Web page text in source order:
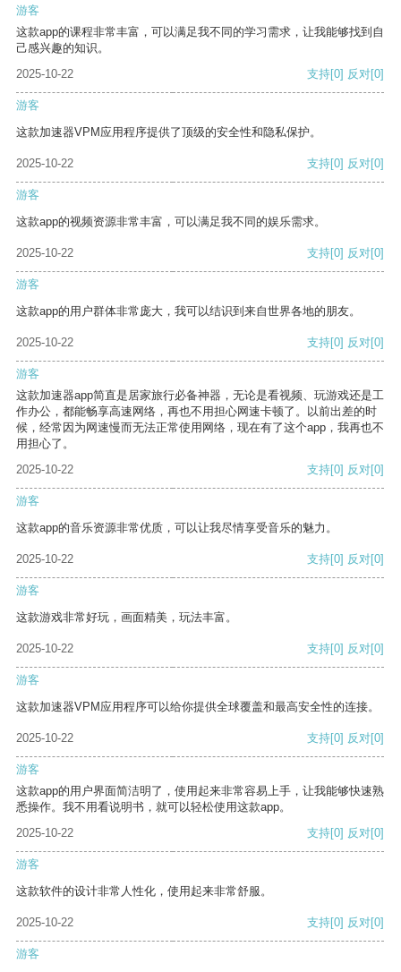
游客
这款app的课程非常丰富，可以满足我不同的学习需求，让我能够找到自
己感兴趣的知识。
2025-10-22
支持[0] 反对[0]
游客
这款加速器VPM应用程序提供了顶级的安全性和隐私保护。
2025-10-22 支持[0] 反对[0]
游客
这款app的视频资源非常丰富，可以满足我不同的娱乐需求。
2025-10-22 支持[0] 反对[0]
游客
这款app的用户群体非常庞大，我可以结识到来自世界各地的朋友。
2025-10-22 支持[0] 反对[0]
游客
这款加速器app简直是居家旅行必备神器，无论是看视频、玩游戏还是工
作办公，都能畅享高速网络，再也不用担心网速卡顿了。以前出差的时
候，经常因为网速慢而无法正常使用网络，现在有了这个app，我再也不
用担心了。
2025-10-22
支持[0] 反对[0]
游客
这款app的音乐资源非常优质，可以让我尽情享受音乐的魅力。
2025-10-22 支持[0] 反对[0]
游客
这款游戏非常好玩，画面精美，玩法丰富。
2025-10-22 支持[0] 反对[0]
游客
这款加速器VPM应用程序可以给你提供全球覆盖和最高安全性的连接。
2025-10-22 支持[0] 反对[0]
游客
这款app的用户界面简洁明了，使用起来非常容易上手，让我能够快速熟
悉操作。我不用看说明书，就可以轻松使用这款app。
2025-10-22
支持[0] 反对[0]
游客
这款软件的设计非常人性化，使用起来非常舒服。
2025-10-22 支持[0] 反对[0]
游客